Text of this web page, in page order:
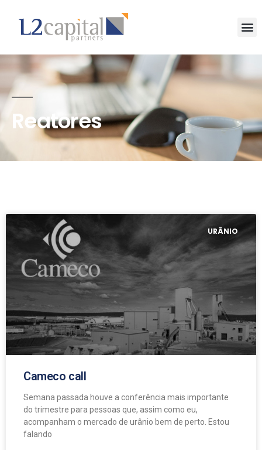
Reatores
URÂNIO
Cameco call
Semana passada houve a conferência mais importante
do trimestre para pessoas que, assim como eu,
acompanham o mercado de urânio bem de perto. Estou
falando